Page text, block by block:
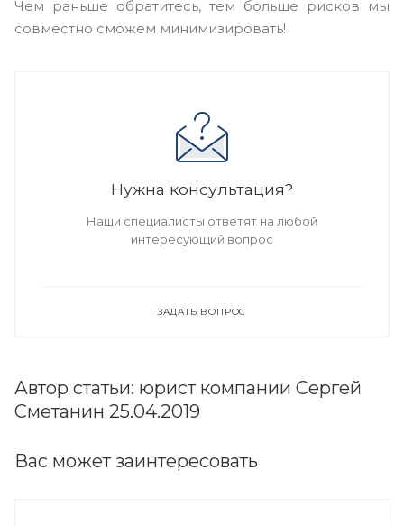
Чем раньше обратитесь, тем больше рисков мы
совместно сможем минимизировать!
Нужна консультация?
Наши специалисты ответят на любой
интересующий вопрос
ЗАДАТЬ ВОПРОС
Автор статьи: юрист компании Сергей
Сметанин 25.04.2019
Вас может заинтересовать